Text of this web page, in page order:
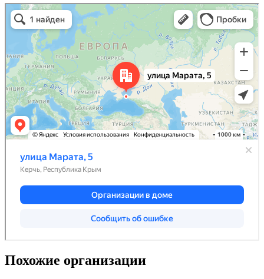
Похожие организации